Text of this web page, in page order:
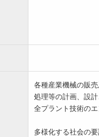
各種産業機械の販
処理等の計画、設
全プラント技術の
多様化する社会の